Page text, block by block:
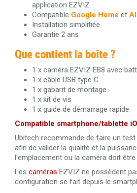
application EZVIZ
Compatible Google Home et
Installation simplifiée
Garantie 2 ans
Que contient la boîte ?
1 x caméra EZVIZ EB8 avec
1 x câble USB type C
1 x gabarit de montage
1 x kit de vis
1 x guide de démarrage rapide
Compatible smartphone/tablette
Ubitech recommande de faire un
afin de valider la qualité et la
l'emplacement ou la caméra doit
Les caméras EZVIZ ne possèdent
configuration se fait depuis le